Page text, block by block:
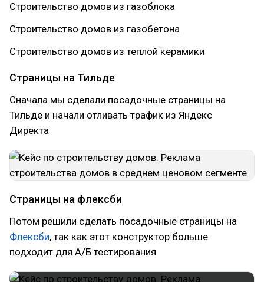
Строительство домов из газоблока
Строительство домов из газобетона
Строительство домов из теплой керамики
Страницы на Тильде
Сначала мы сделали посадочные страницы на
Тильде и начали отливать трафик из Яндекс
Директа
Страницы на флексби
Потом решили сделать посадочные страницы на
Флексби, так как этот конструктор больше
подходит для А/Б тестирования